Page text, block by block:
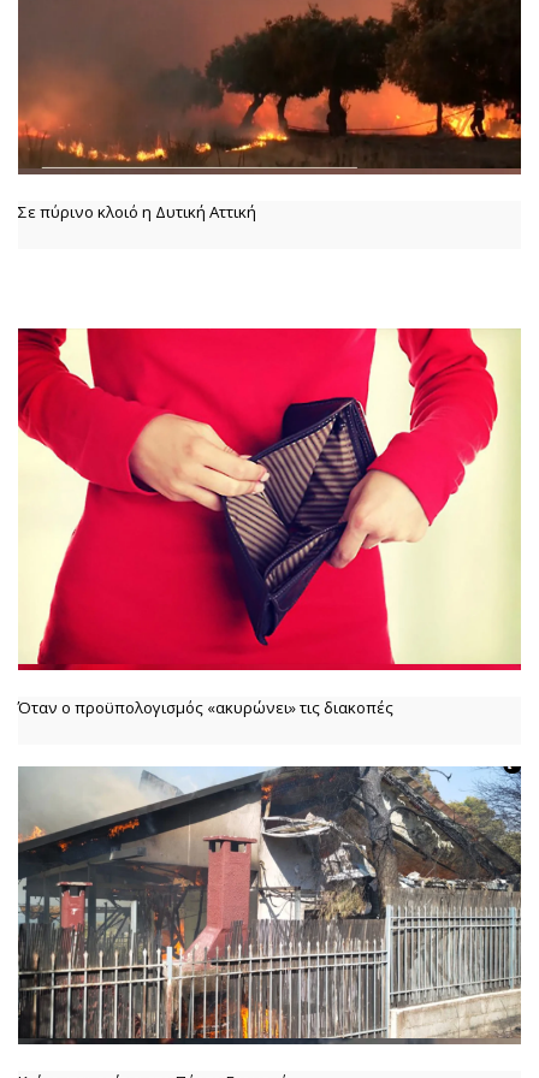
Σε πύρινο κλοιό η Δυτική Αττική
Όταν ο προϋπολογισμός «ακυρώνει» τις διακοπές